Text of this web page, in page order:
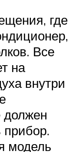
где
Все
на
внутри
должен
прибор.
модель